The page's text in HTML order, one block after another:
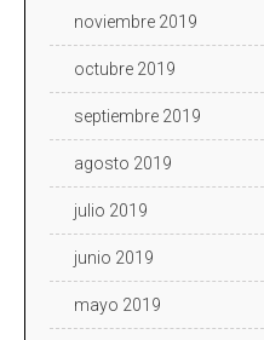
noviembre 2019
octubre 2019
septiembre 2019
agosto 2019
julio 2019
junio 2019
mayo 2019